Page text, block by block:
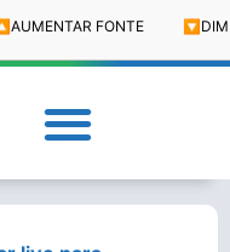
AUMENTAR FONTE 🔽